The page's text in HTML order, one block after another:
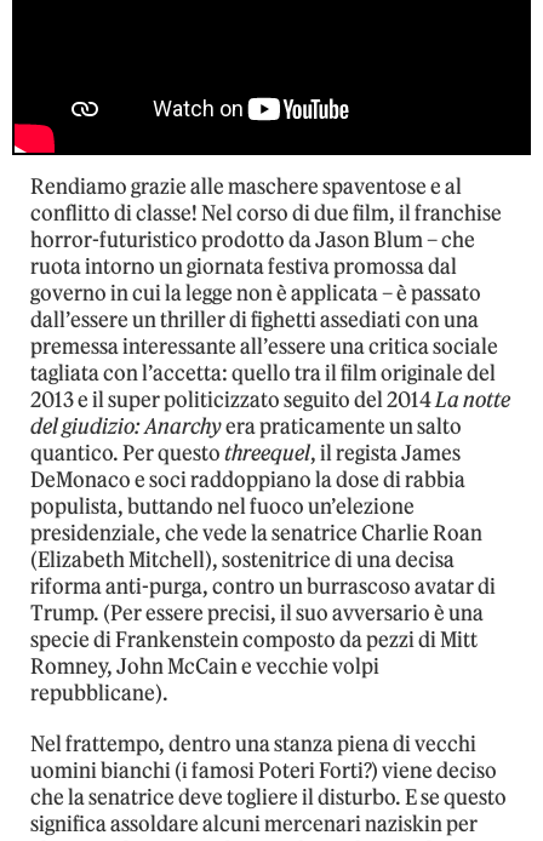
Rendiamo grazie alle maschere spaventose e al
conflitto di classe! Nel corso di due film, il franchise
horror-futuristico prodotto da Jason Blum – che
ruota intorno un giornata festiva promossa dal
governo in cui la legge non è applicata – è passato
dall’essere un thriller di fighetti assediati con una
premessa interessante all’essere una critica sociale
tagliata con l’accetta: quello tra il film originale del
2013 e il super politicizzato seguito del 2014La notte
del giudizio: Anarchyera praticamente un salto
quantico. Per questothreequel, il regista James
DeMonaco e soci raddoppiano la dose di rabbia
populista, buttando nel fuoco un’elezione
presidenziale, che vede la senatrice Charlie Roan
(Elizabeth Mitchell), sostenitrice di una decisa
riforma anti-purga, contro un burrascoso avatar di
Trump. (Per essere precisi, il suo avversario è una
specie di Frankenstein composto da pezzi di Mitt
Romney, John McCain e vecchie volpi
repubblicane).
Nel frattempo, dentro una stanza piena di vecchi
uomini bianchi (i famosi Poteri Forti?) viene deciso
che la senatrice deve togliere il disturbo. E se questo
significa assoldare alcuni mercenari naziskin per